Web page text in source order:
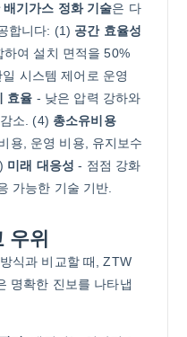
배기가스 정화 기술은 다
합니다: (1) 공간 효율성
여 설치 면적을 50%
시스템 제어로 운영
효율 - 낮은 압력 강하와
소. (4) 총소유비용
용, 운영 비용, 유지보수
미래 대응성 - 점점 강화
가능한 기술 기반.
우위
방식과 비교할 때, ZTW
명확한 진보를 나타냅